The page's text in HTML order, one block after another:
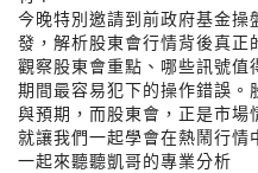
今晚特別邀請到前政府基金操
發，解析股東會行情背後真
觀察股東會重點、哪些訊號
期間最容易犯下的操作錯誤
與預期，而股東會，正是市場
就讓我們一起學會在熱鬧行情
一起來聽聽凱哥的專業分析